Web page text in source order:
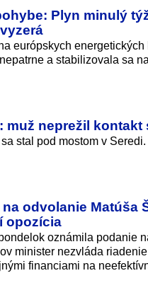
Plyn minulý
európskych
a stabilizovala sa
muž neprežil
stal pod mostom v
odvolanie Matúša
opozícia
oznámila podanie
minister nezvláda
financiami na